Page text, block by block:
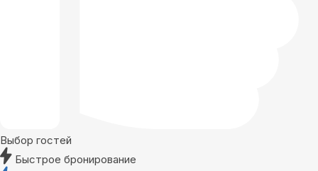
Выбор гостей
Быстрое бронирование